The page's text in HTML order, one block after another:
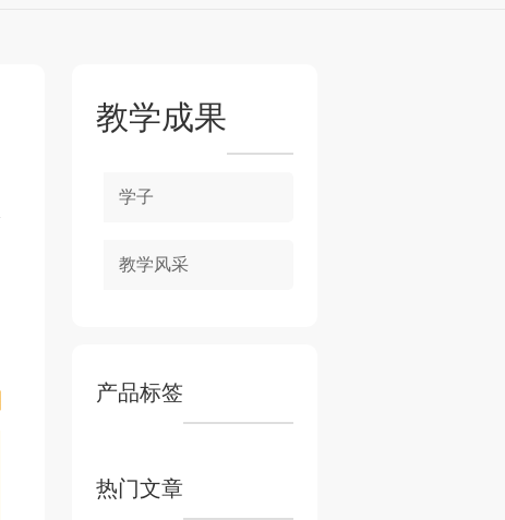
教学成果
学子
教学风采
产品标签
热门文章